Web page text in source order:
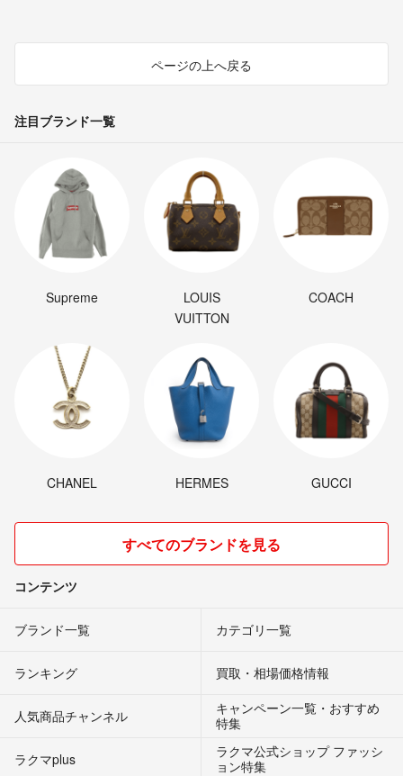
ページの上へ戻る
注目ブランド一覧
Supreme
LOUIS
VUITTON
COACH
CHANEL HERMES GUCCI
すべてのブランドを見る
コンテンツ
ブランド一覧 カテゴリ一覧
ランキング 買取・相場価格情報
人気商品チャンネル
キャンペーン一覧・おすすめ
特集
ラクマplus
ラクマ公式ショップ ファッシ
ョン特集